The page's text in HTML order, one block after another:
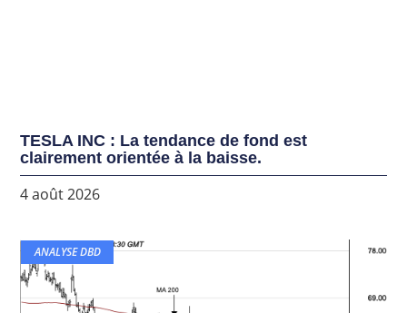
TESLA INC : La tendance de fond est
clairement orientée à la baisse.
4 août 2026
ANALYSE DBD